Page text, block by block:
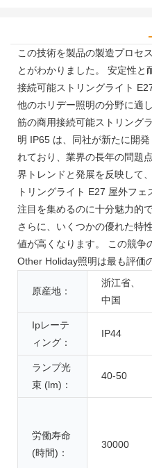
この技術を製品の製造プロセ
とがわかりました。 安定性と
接続可能ストリングライト
他のホリデー照明の分野に適
筋の商用接続可能ストリング
明 IP65 は、同社が新たに開
れており、業界の長年の問題
界トレンドと発展を反映して
トリングライト E27 屋外フ
注目を集めるのに十分魅力的
さらに、いくつかの優れた特
値が高くなります。 この競争
Other Holiday照明は最も評価
原産地：
浙江省、
中国
Ipレーテ
ィング：
IP44
ランプ光
束 (lm)：
40-50
労働寿命
(時間)：
30000